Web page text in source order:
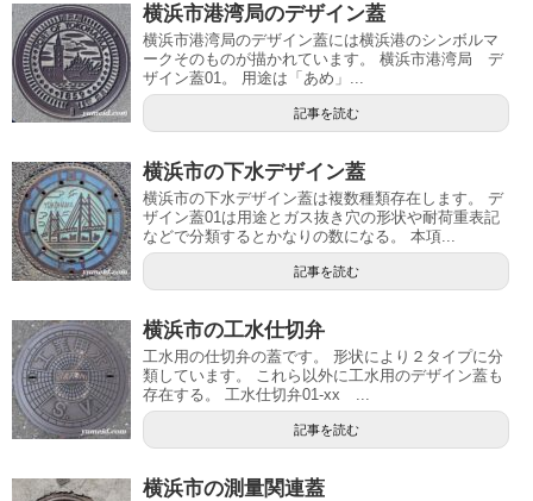
横浜市港湾局のデザイン蓋
横浜市港湾局のデザイン蓋には横浜港のシンボルマ
ークそのものが描かれています。 横浜市港湾局 デ
ザイン蓋01。 用途は「あめ」...
記事を読む
横浜市の下水デザイン蓋
横浜市の下水デザイン蓋は複数種類存在します。 デ
ザイン蓋01は用途とガス抜き穴の形状や耐荷重表記
などで分類するとかなりの数になる。 本項...
記事を読む
横浜市の工水仕切弁
工水用の仕切弁の蓋です。 形状により２タイプに分
類しています。 これら以外に工水用のデザイン蓋も
存在する。 工水仕切弁01-xx ...
記事を読む
横浜市の測量関連蓋